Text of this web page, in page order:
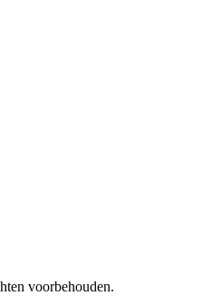
voorbehouden.